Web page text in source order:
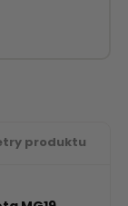
produktu